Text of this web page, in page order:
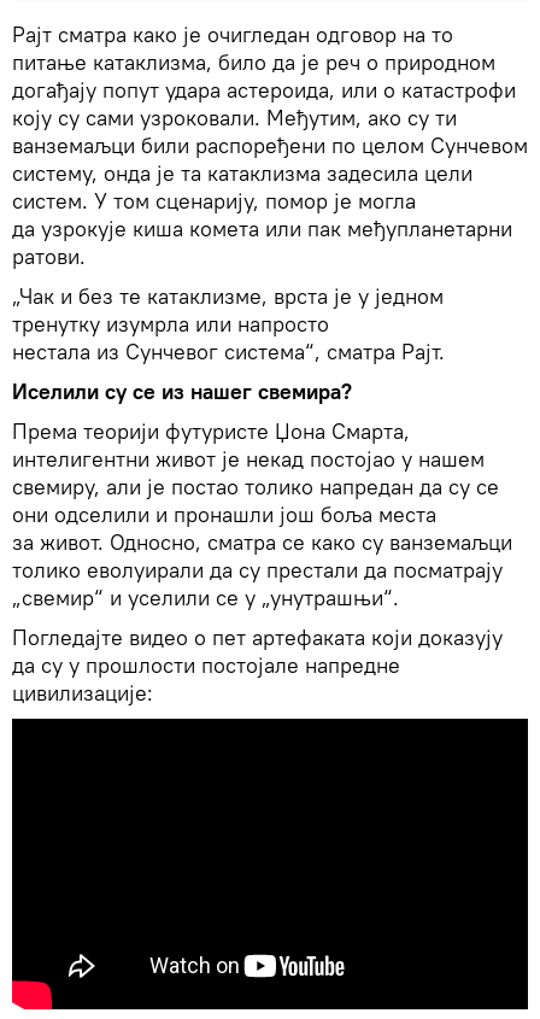
Рајт сматра како је очигледан одговор на то
питање катаклизма, било да је реч о природном
догађају попут удара астероида, или о катастрофи
коју су сами узроковали. Међутим, ако су ти
ванземаљци били распоређени по целом Сунчевом
систему, онда је та катаклизма задесила цели
систем. У том сценарију, помор је могла
да узрокује киша комета или пак међупланетарни
ратови.
„Чак и без те катаклизме, врста је у једном
тренутку изумрла или напросто
нестала из Сунчевог система“, сматра Рајт.
Иселили су се из нашег свемира?
Према теорији футуристе Џона Смарта,
интелигентни живот је некад постојао у нашем
свемиру, али је постао толико напредан да су се
они одселили и пронашли још боља места
за живот. Односно, сматра се како су ванземаљци
толико еволуирали да су престали да посматрају
„свемир“ и уселили се у „унутрашњи“.
Погледајте видео о пет артефаката који доказују
да су у прошлости постојале напредне
цивилизације: